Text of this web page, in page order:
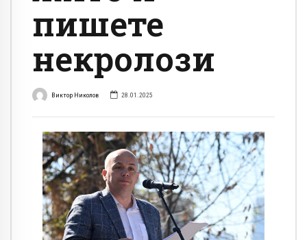
пишете
некролози
Виктор Николов 28.01.2025